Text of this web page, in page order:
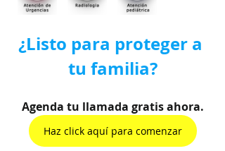
¿Listo para proteger a
tu familia?
Agenda tu llamada gratis ahora.
Haz click aquí para comenzar